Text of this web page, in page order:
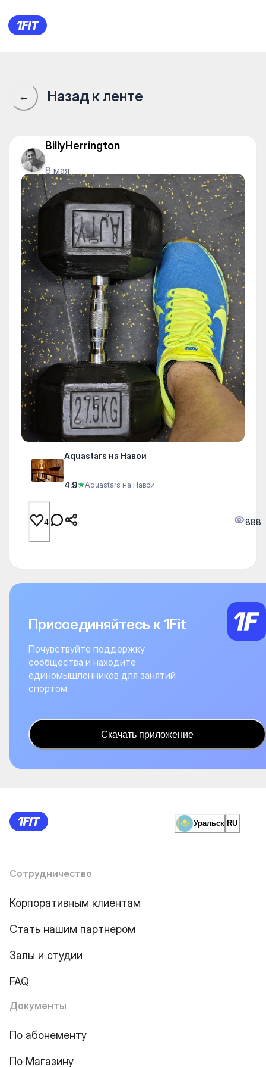
Aquastars на Навои —
← Назад к ленте
BillyHerrington
8 мая
Aquastars на Навои
4.9★Aquastars на Навои
4 888
Присоединяйтесь к 1Fit
Почувствуйте поддержку
сообщества и находите
единомышленников для занятий
спортом
Скачать приложение
Уральск RU
Сотрудничество
Корпоративным клиентам
Стать нашим партнером
Залы и студии
FAQ
Документы
По абонементу
По Магазину